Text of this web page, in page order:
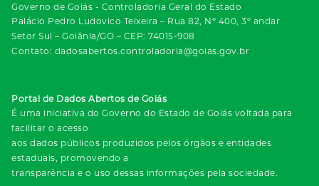
Governo de Goiás - Controladoria Geral do Estado
Palácio Pedro Ludovico Teixeira – Rua 82, Nº 400, 3º andar
Setor Sul – Goiânia/GO – CEP: 74015-908
Contato: dadosabertos.controladoria@goias.gov.br
Portal de Dados Abertos de Goiás
É uma iniciativa do Governo do Estado de Goiás voltada para
facilitar o acesso
aos dados públicos produzidos pelos órgãos e entidades
estaduais, promovendo a
transparência e o uso dessas informações pela sociedade.